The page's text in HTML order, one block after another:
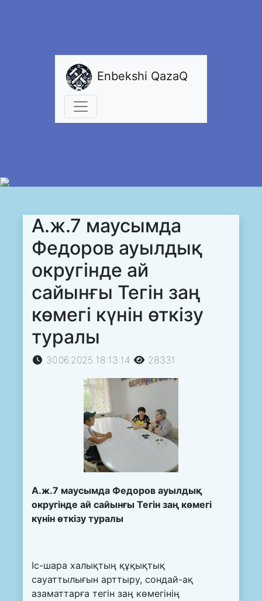
Enbekshi QazaQ
А.ж.7 маусымда
Федоров ауылдық
округінде ай
сайынғы Тегін заң
көмегі күнін өткізу
туралы
30.06.2025 18:13:14 28331
А.ж.7 маусымда Федоров ауылдық
округінде ай сайынғы Тегін заң көмегі
күнін өткізу туралы
Іс-шара халықтың құқықтық
сауаттылығын арттыру, сондай-ақ
азаматтарға тегін заң көмегінің